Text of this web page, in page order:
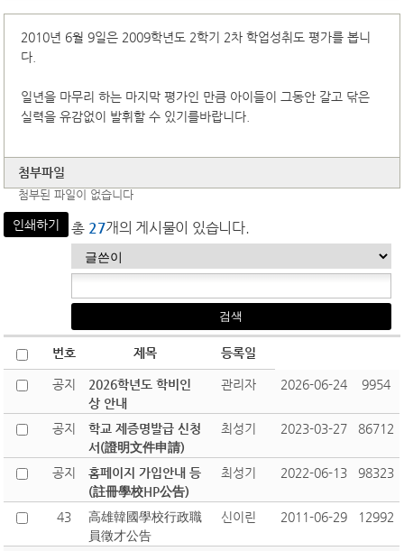
2010년 6월 9일은 2009학년도 2학기 2차 학업성취도 평가를 봅니
다.
일년을 마무리 하는 마지막 평가인 만큼 아이들이 그동안 갈고 닦은
실력을 유감없이 발휘할 수 있기를바랍니다.
첨부파일
첨부된 파일이 없습니다
인쇄하기 총 27개의 게시물이 있습니다.
번호 제목 등록일
공지
2026학년도 학비인
상 안내
관리자 2026-06-24 9954
공지
학교 제증명발급 신청
서(證明文件申請)
최성기 2023-03-27 86712
공지
홈페이지 가입안내 등
(註冊學校HP公告)
최성기 2022-06-13 98323
43
高雄韓國學校行政職
員徵才公告
신이린 2011-06-29 12992